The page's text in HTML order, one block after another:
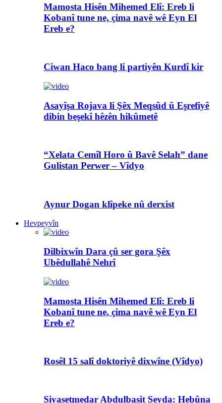
Mamosta Hisên Mihemed Elî: Ereb li
Kobanî tune ne, çima navê wê Eyn El
Ereb e?
Ciwan Haco bang li partiyên Kurdî kir
Asayîşa Rojava li Şêx Meqsûd û Eşrefiyê
dibin beşekî hêzên hikûmetê
“Xelata Cemîl Horo û Bavê Selah” dane
Gulistan Perwer – Vîdyo
Aynur Dogan klîpeke nû derxist
Hevpeyvîn
Dilbixwîn Dara çû ser gora Şêx
Ubêdullahê Nehrî
Mamosta Hisên Mihemed Elî: Ereb li
Kobanî tune ne, çima navê wê Eyn El
Ereb e?
Rosêl 15 salî doktoriyê dixwîne (Vîdyo)
Siyasetmedar Abdulbasit Seyda: Hebûna